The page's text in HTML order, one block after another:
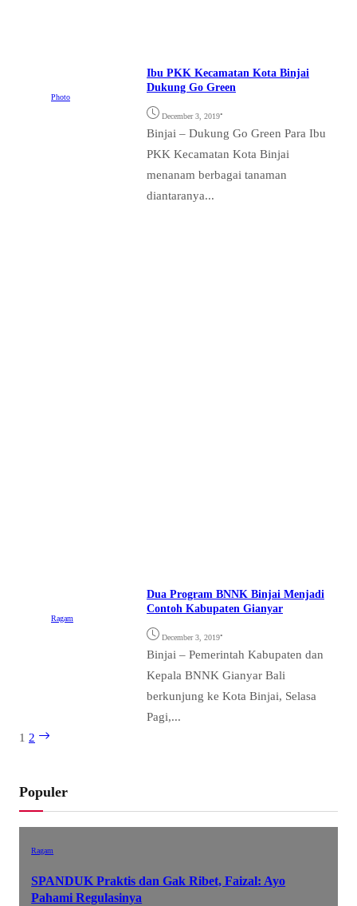
Photo
Ibu PKK Kecamatan Kota Binjai
Dukung Go Green
December 3, 2019•
Binjai – Dukung Go Green Para Ibu
PKK Kecamatan Kota Binjai
menanam berbagai tanaman
diantaranya...
Ragam
Dua Program BNNK Binjai Menjadi
Contoh Kabupaten Gianyar
December 3, 2019•
Binjai – Pemerintah Kabupaten dan
Kepala BNNK Gianyar Bali
berkunjung ke Kota Binjai, Selasa
Pagi,...
1 2
Populer
Ragam
SPANDUK Praktis dan Gak Ribet, Faizal: Ayo
Pahami Regulasinya